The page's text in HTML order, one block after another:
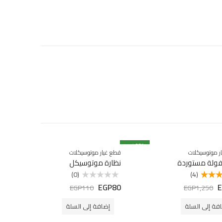
موتوسيكلات
مستوردة
من 5
(4)
EGP1,250
إلى السلة
27% خصم
قطع غيار موتوسيكلات
نظارة موتوسيكل
التقييم
(0)
EGP80
EGP110
إضافة إلى السلة